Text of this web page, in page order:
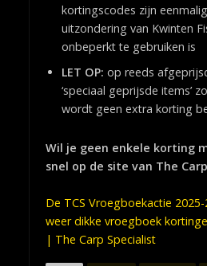
kortingscodes zijn
uitzondering van Kwinten
onbeperkt te gebruiken is
LET OP: op reeds
‘speciaal geprijsde items’
wordt geen extra korting
Wil je geen enkele korting
snel op de site van The
De TCS Vroegboekactie
weer dikke vroegboek
| The Carp Specialist